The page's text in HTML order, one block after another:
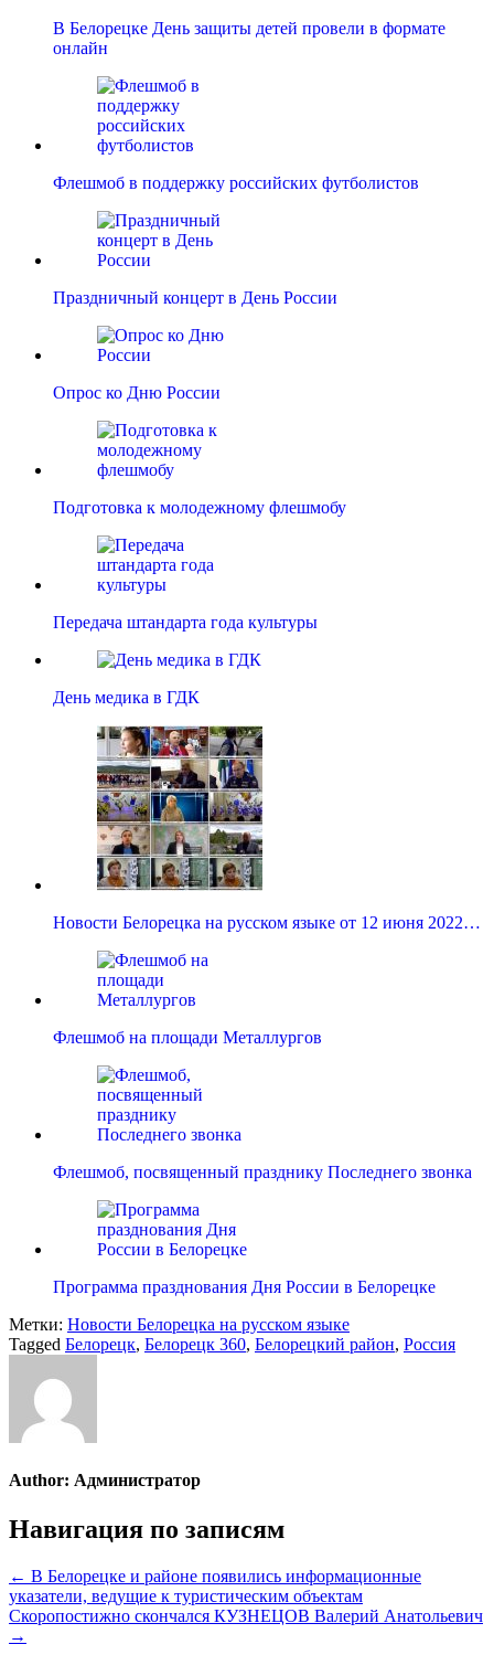
В Белорецке День защиты детей провели в формате
онлайн
Флешмоб в поддержку российских футболистов
Праздничный концерт в День России
Опрос ко Дню России
Подготовка к молодежному флешмобу
Передача штандарта года культуры
День медика в ГДК
Новости Белорецка на русском языке от 12 июня 2022…
Флешмоб на площади Металлургов
Флешмоб, посвященный празднику Последнего звонка
Программа празднования Дня России в Белорецке
Метки: Новости Белорецка на русском языке
Tagged Белорецк, Белорецк 360, Белорецкий район, Россия
Author: Администратор
Навигация по записям
← В Белорецке и районе появились информационные
указатели, ведущие к туристическим объектам
Скоропостижно скончался КУЗНЕЦОВ Валерий Анатольевич
→